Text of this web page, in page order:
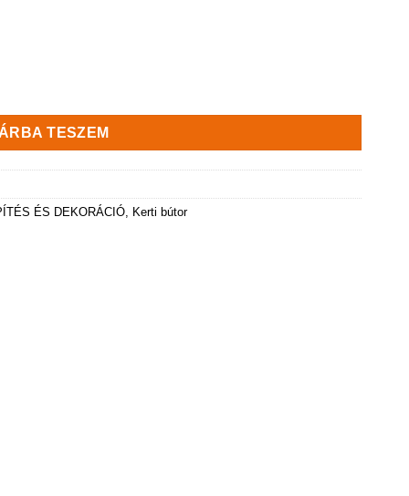
TESZEM
ÉS DEKORÁCIÓ Kerti bútor